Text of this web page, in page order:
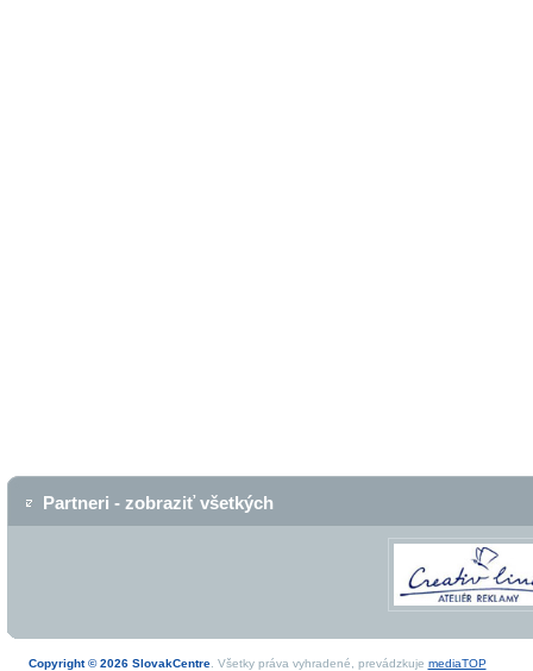
Partneri - zobraziť všetkých
Copyright © 2026 SlovakCentre. Všetky práva vyhradené, prevádzkuje mediaTOP